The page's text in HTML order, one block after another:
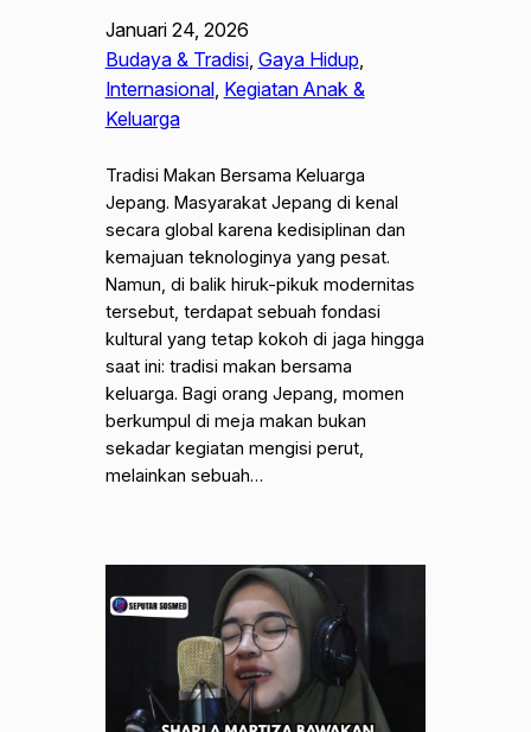
Januari 24, 2026
Budaya & Tradisi, Gaya Hidup
Internasional, Kegiatan Anak &
Keluarga
Tradisi Makan Bersama Keluarga
Jepang. Masyarakat Jepang di kenal
secara global karena kedisiplinan dan
kemajuan teknologinya yang pesat.
Namun, di balik hiruk-pikuk modernitas
tersebut, terdapat sebuah fondasi
kultural yang tetap kokoh di jaga hingga
saat ini: tradisi makan bersama
keluarga. Bagi orang Jepang, momen
berkumpul di meja makan bukan
sekadar kegiatan mengisi perut,
melainkan sebuah…